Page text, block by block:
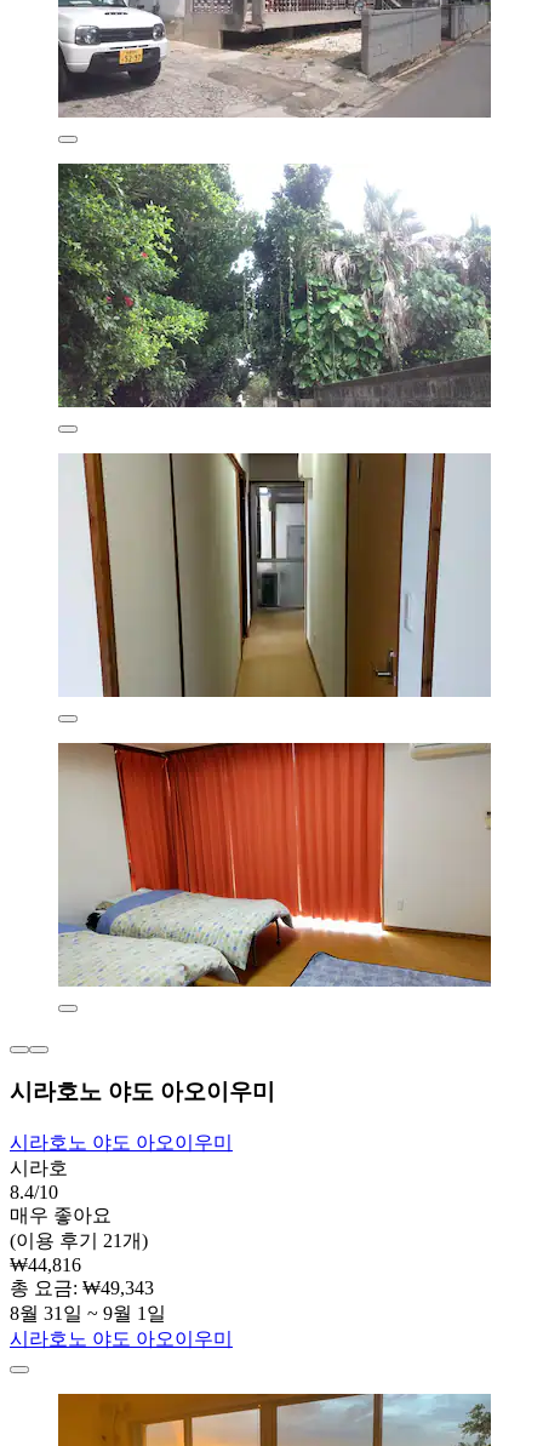
시라호노 야도 아오이우미
시라호노 야도 아오이우미
시라호
8.4/10
매우 좋아요
(이용 후기 21개)
₩44,816
총 요금: ₩49,343
8월 31일 ~ 9월 1일
시라호노 야도 아오이우미